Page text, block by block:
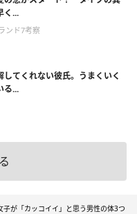
...
ンド7考察
してくれない彼氏。うまくいく
る...
子が「カッコイイ」と思う男性の体3つ